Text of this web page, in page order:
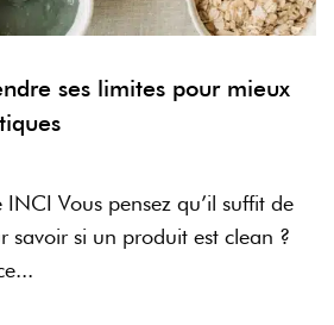
ses limites pour mieux
INCI Vous pensez qu’il suffit de
savoir si un produit est clean ?